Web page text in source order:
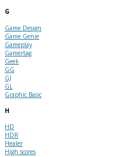
G
Game Design
Game Genie
Gameplay
Gamertag
Geek
GG
GJ
GL
Graphic Basic
H
HD
HDR
Healer
High scores